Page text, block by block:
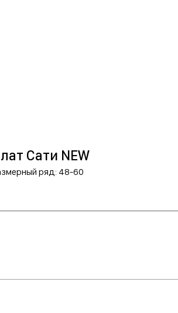
Сати NEW
ряд: 48-60